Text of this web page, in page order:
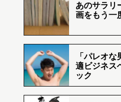
あのサラリ
画をもう一
「パレオ
適ビジネス
ック